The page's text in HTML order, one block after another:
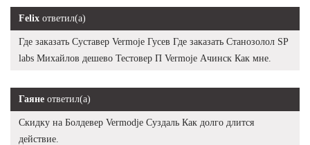
Felix ответил(а)
Где заказать Суставер Vermoje Гусев Где заказать Станозолол SP
labs Михайлов дешево Тестовер П Vermoje Ачинск Как мне.
Гаяне ответил(а)
Скидку на Болдевер Vermodje Суздаль Как долго длится
действие.